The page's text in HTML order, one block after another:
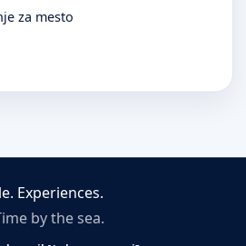
za mesto
Experiences.
by the sea.